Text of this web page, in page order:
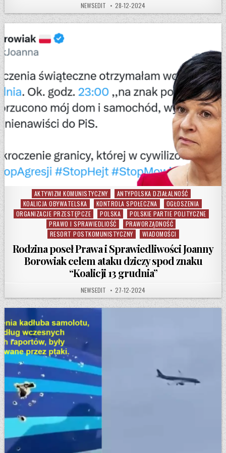
AUTHOR:
NEWSEDIT PUBLISHED DATE:
28-12-2024
Posted in
AKTYWIZM KOMUNISTYCZNY
ANTYPOLSKA DZIAŁALNOŚĆ
KOALICJA OBYWATELSKA
KONTROLA SPOŁECZNA
OGŁOSZENIA
ORGANIZACJE PRZESTĘPCZE
POLSKA
POLSKIE PARTIE POLITYCZNE
PRAWO I SPRAWIEDLIOŚĆ
PRAWORZĄDNOŚĆ
RESORT POSTKOMUNISTYCZNY
WIADOMOŚCI
Rodzina poseł Prawa i Sprawiedliwości Joanny
Borowiak celem ataku dziczy spod znaku
“Koalicji 13 grudnia”
AUTHOR:
NEWSEDIT PUBLISHED DATE:
27-12-2024